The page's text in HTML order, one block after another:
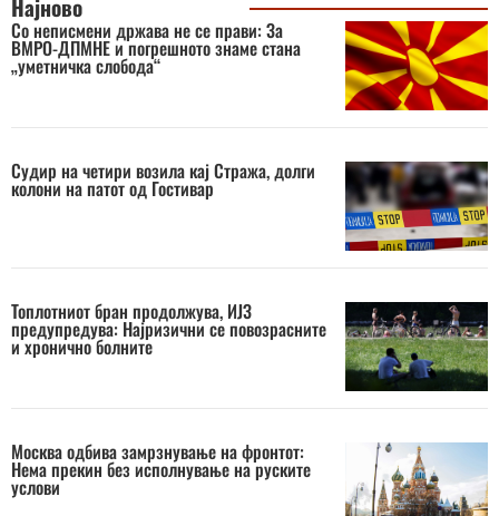
Најново
Со неписмени држава не се прави: За
ВМРО-ДПМНЕ и погрешното знаме стана
„уметничка слобода“
Судир на четири возила кај Стража, долги
колони на патот од Гостивар
Топлотниот бран продолжува, ИЈЗ
предупредува: Најризични се повозрасните
и хронично болните
Москва одбива замрзнување на фронтот:
Нема прекин без исполнување на руските
услови